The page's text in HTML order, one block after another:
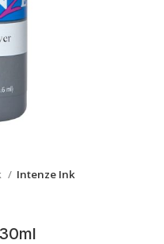
Intenze Ink